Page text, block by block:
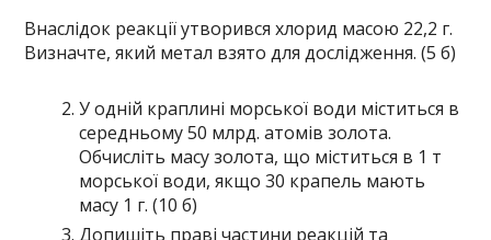
Внаслідок реакції утворився хлорид масою 22,2 г.
Визначте, який метал взято для дослідження. (5 б)
У одній краплині морської води міститься в
середньому 50 млрд. атомів золота.
Обчисліть масу золота, що міститься в 1 т
морської води, якщо 30 крапель мають
масу 1 г. (10 б)
Допишіть праві частини реакцій та